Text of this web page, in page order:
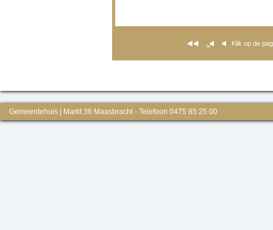
Klik op de
Gemeentehuis | Markt 36 Maasbracht - Telefoon 0475 85 25 00